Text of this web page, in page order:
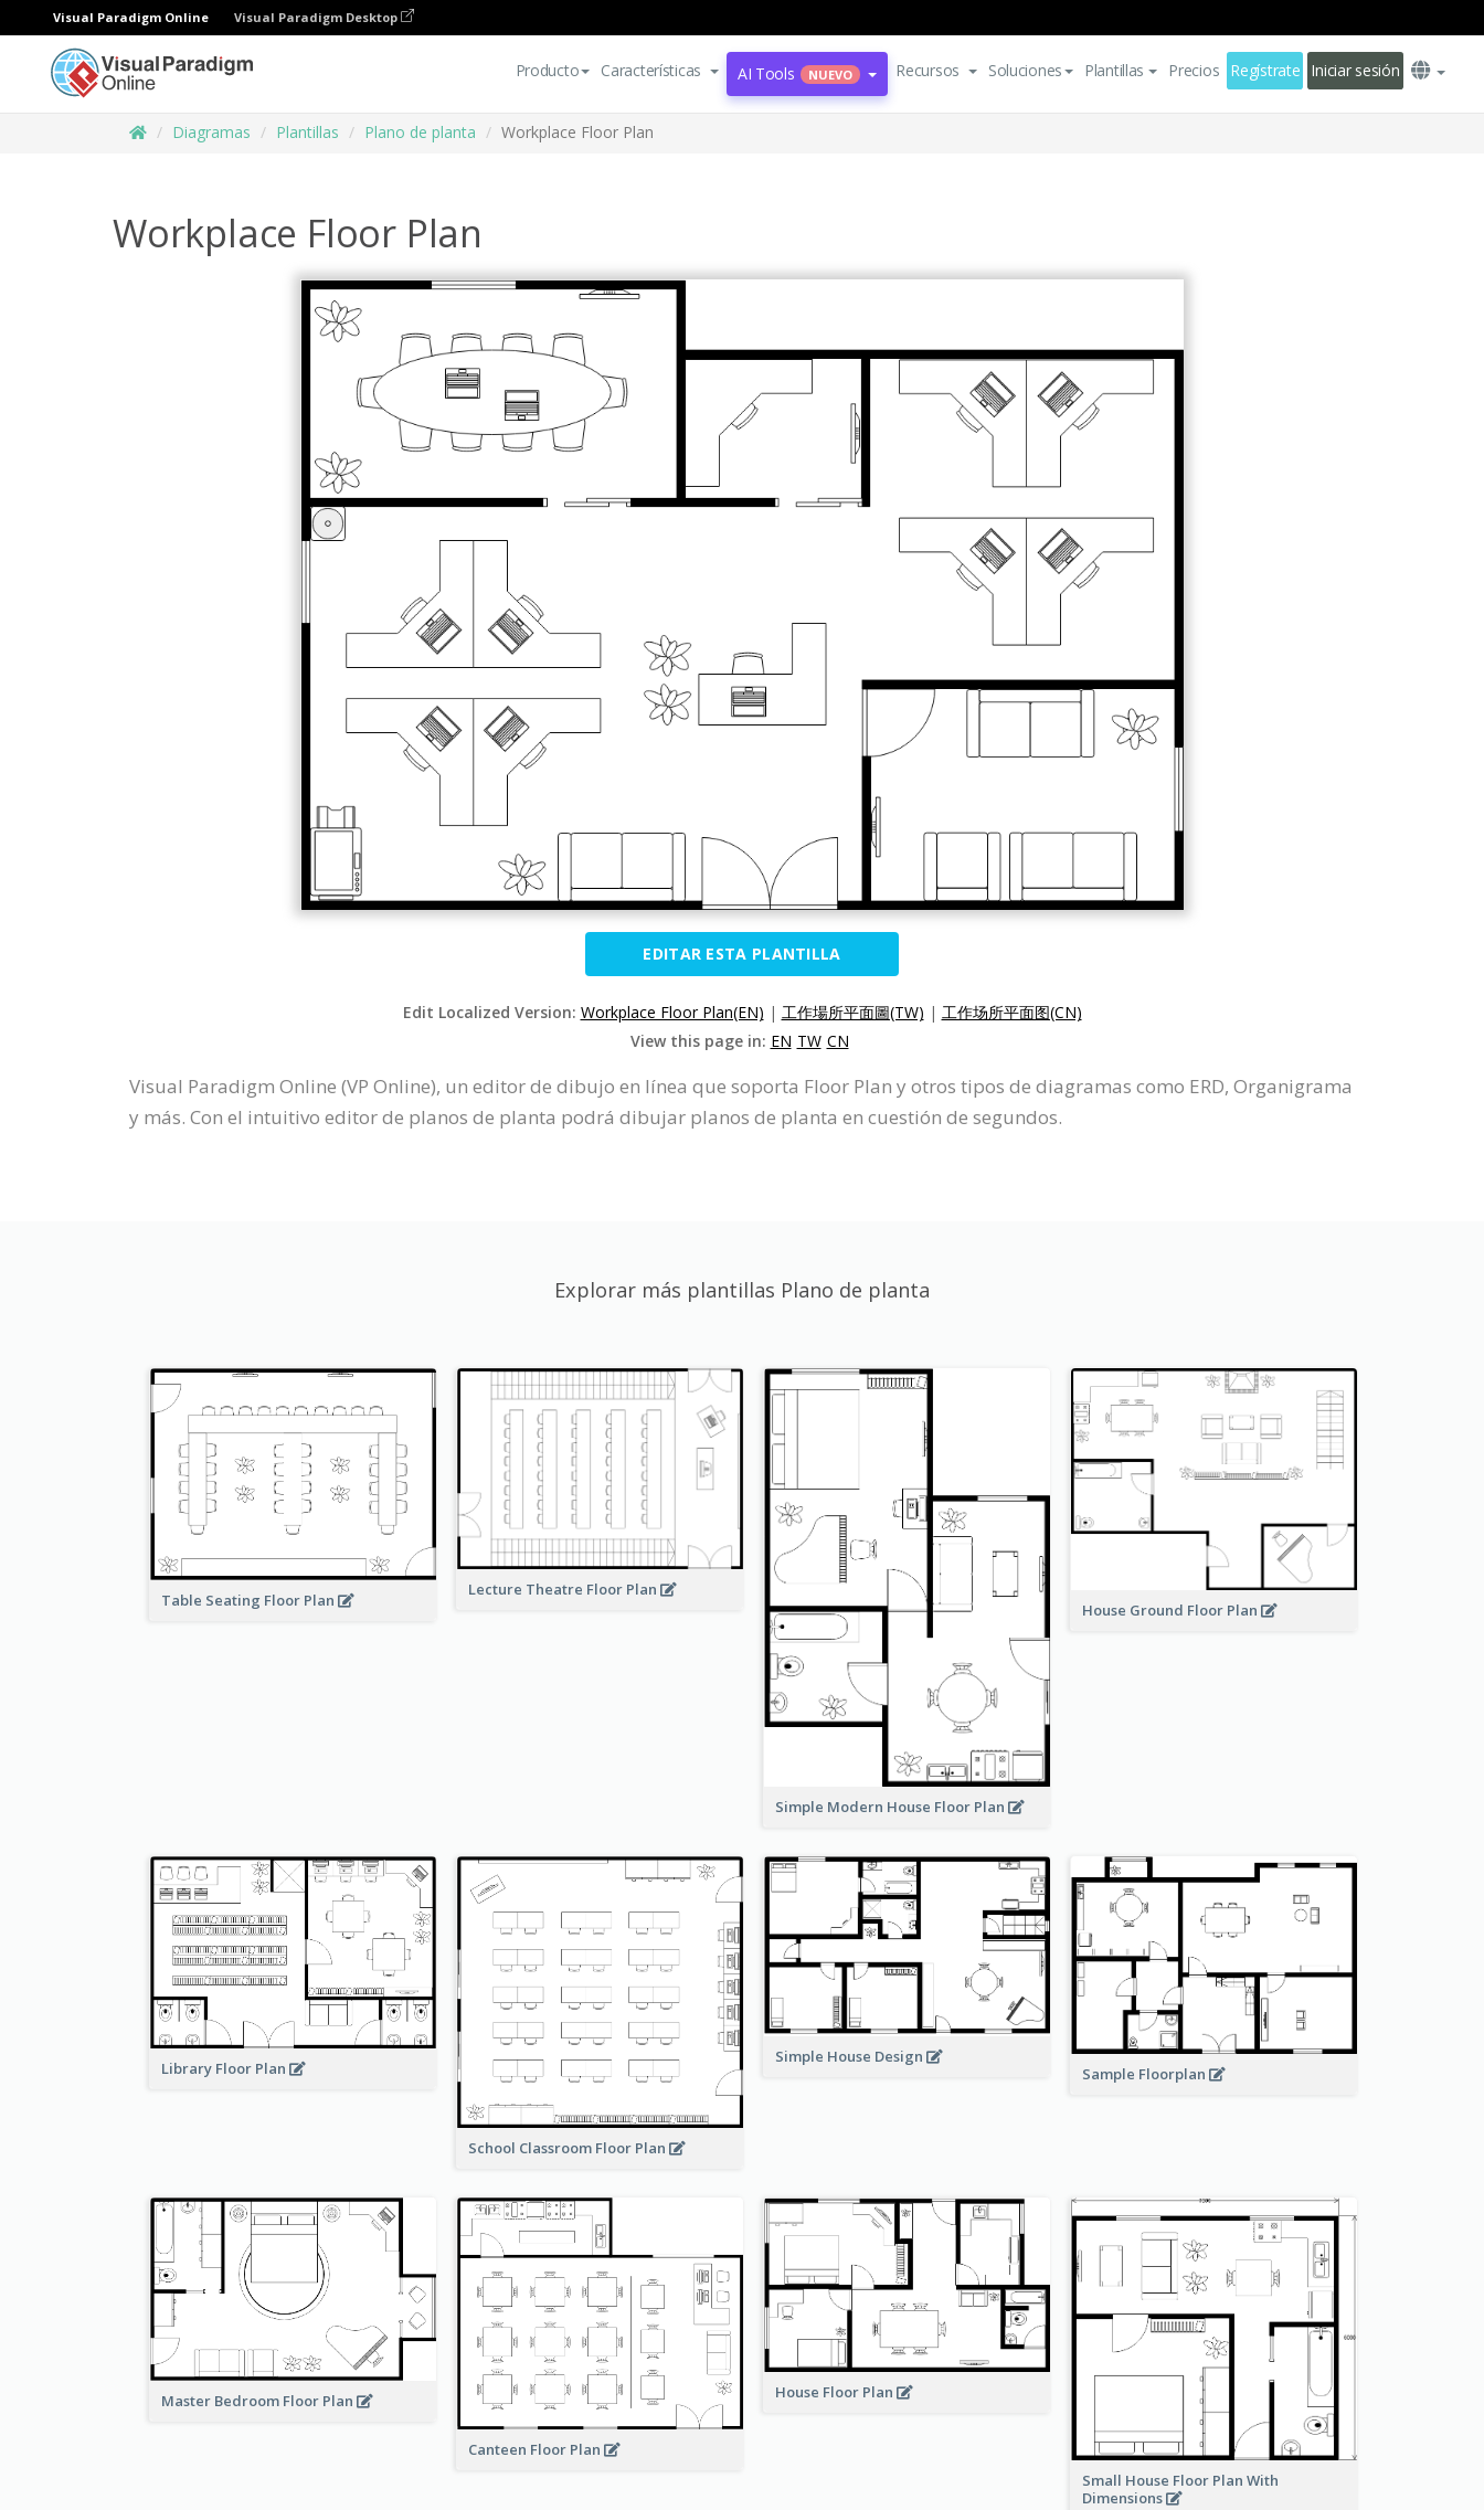
Visual Paradigm Online Visual Paradigm Desktop
Producto Características AI Tools NUEVO Recursos Soluciones Plantillas Precios Regístrate Iniciar sesión
Diagramas Plantillas Plano de planta Workplace Floor Plan
Workplace Floor Plan
EDITAR ESTA PLANTILLA
Edit Localized Version: Workplace Floor Plan(EN) | 工作場所平面圖(TW) | 工作场所平面图(CN)
View this page in: EN TW CN
Visual Paradigm Online (VP Online), un editor de dibujo en línea que soporta Floor Plan y otros tipos de diagramas como ERD, Organigrama
y más. Con el intuitivo editor de planos de planta podrá dibujar planos de planta en cuestión de segundos.
Explorar más plantillas Plano de planta
Table Seating Floor Plan
Lecture Theatre Floor Plan
Simple Modern House Floor Plan
House Ground Floor Plan
Library Floor Plan
School Classroom Floor Plan
Simple House Design
Sample Floorplan
Master Bedroom Floor Plan
Canteen Floor Plan
House Floor Plan
Small House Floor Plan With
Dimensions